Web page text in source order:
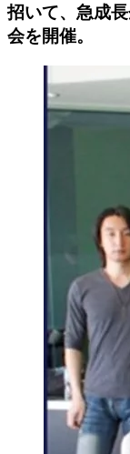
招いて、急成
会を開催。